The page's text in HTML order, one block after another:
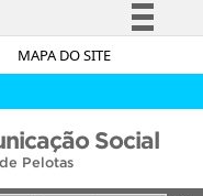
MAPA DO SITE
Simplifique!
à informação
Legislação
Social
Pelotas